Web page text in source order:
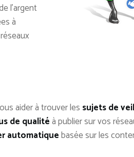
l’argent
à
aider à trouver les sujets de
de qualitéà publier sur vos
automatiquebasée sur les